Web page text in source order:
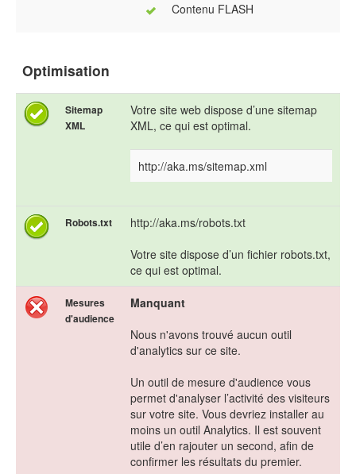
Contenu FLASH
Optimisation
Sitemap
XML
Votre site web dispose d’une sitemap
XML, ce qui est optimal.
http://aka.ms/sitemap.xml
Robots.txt
http://aka.ms/robots.txt
Votre site dispose d’un fichier robots.txt,
ce qui est optimal.
Mesures
d'audience
Manquant
Nous n'avons trouvé aucun outil
d'analytics sur ce site.
Un outil de mesure d'audience vous
permet d'analyser l’activité des visiteurs
sur votre site. Vous devriez installer au
moins un outil Analytics. Il est souvent
utile d’en rajouter un second, afin de
confirmer les résultats du premier.